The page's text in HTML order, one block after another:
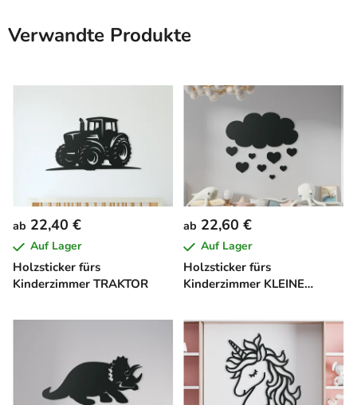
Verwandte Produkte
Holzsticker fürs
Kinderzimmer TRAKTOR
ab 22,40 €
Auf Lager
Holzsticker fürs
Kinderzimmer KLEINE
ab 22,60 €
Auf Lager